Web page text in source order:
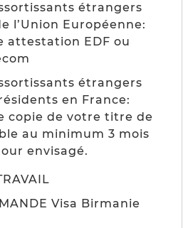
étrangers
l’Union Européenne:
attestation EDF ou
étrangers
en France:
copie de votre titre de
au minimum 3 mois
envisagé.
Visa Birmanie